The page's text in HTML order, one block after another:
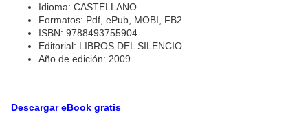
Idioma: CASTELLANO
Formatos: Pdf, ePub, MOBI, FB2
ISBN: 9788493755904
Editorial: LIBROS DEL SILENCIO
Año de edición: 2009
Descargar eBook gratis